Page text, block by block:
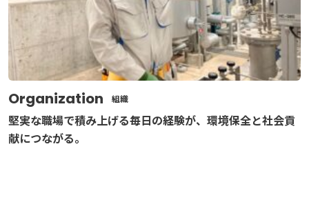
Organization 組織
堅実な職場で積み上げる毎日の経験が、環境保全と社会貢
献につながる。